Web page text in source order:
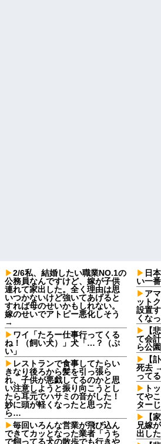
2/6私、結婚したい職業NO.1の
公務員なんですけど、嫁が子供
連れて家出した。全く理由は思
いつかないけど強いてあげると
すれば母のせいかもしれない。
嫁のせいでアトピー悪化しそう
→
ワイ「たろー仕事行ってくる
ね！（飼い犬）」犬「…？（ぷ
い」
レストランで食事してたらい
きなり後ろから髪を引っ張ら
れ、子供が悪戯してるのかと思
い注意しようと振り向こうとし
たら耳元でハサミの音がした！
妙に頭が軽くなったと思った
ら…
毎回いろんな営業が飛び込ん
できてカッとなった業者「うち
で飼ってる犬の散歩でも行きや
日
い一
ア
ット
設置
くな
【
て会
ら公
【
死去
って
ト
てや
ター
【
兄嫁
出し